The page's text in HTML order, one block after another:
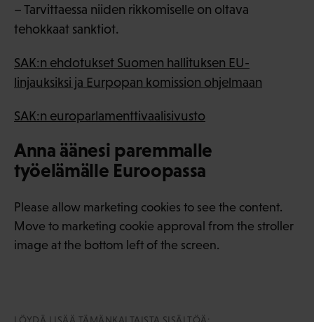
– Tarvittaessa niiden rikkomiselle on oltava
tehokkaat sanktiot.
SAK:n ehdotukset Suomen hallituksen EU-
linjauksiksi ja Eurpopan komission ohjelmaan
SAK:n europarlamenttivaalisivusto
Anna äänesi paremmalle
työelämälle Euroopassa
Please allow marketing cookies to see the content.
Move to marketing cookie approval from the stroller
image at the bottom left of the screen.
LÖYDÄ LISÄÄ TÄMÄNKALTAISTA SISÄLTÖÄ: